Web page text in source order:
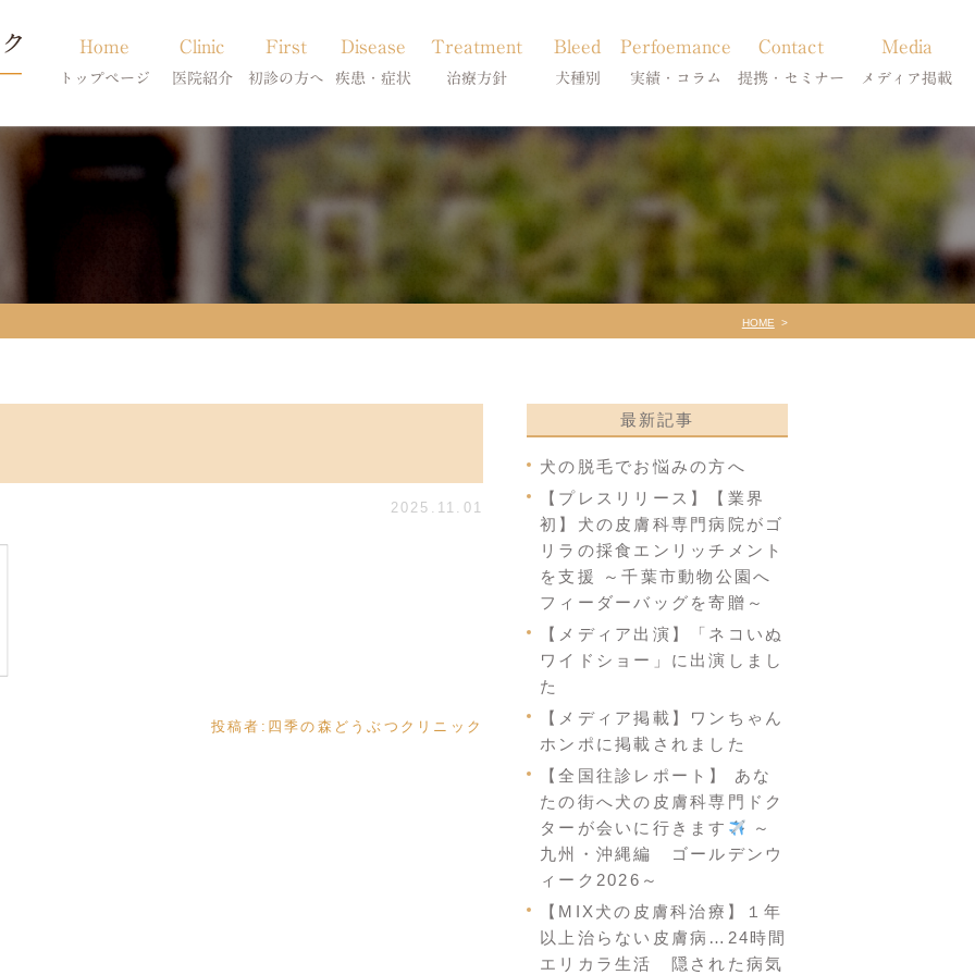
Home
トップページ
Clinic
医院紹介
当院のご紹介
First
初診の方へ
Disease
疾患・症状
アトピー・アレルギー
膿皮症・脂漏症
脱毛症・アロペシアX
Treatment
治療方針
皮膚科特別診療
スキンケア療法
Bleed
犬種別
柴犬の皮膚病
シーズーの皮膚病
フレンチブルドッグの皮膚病
Perfoemance
実績・コラム
犬種別
症状別
Contact
提携・セミナー
診療提携・セミナー開催
Media
メディア掲載
メディア掲載
HOME
2025.11.01
投稿者: 四季の森どうぶつクリニック
最新記事
犬の脱毛でお悩みの方へ
【プレスリリース】【業界
初】犬の皮膚科専門病院がゴ
リラの採食エンリッチメント
を支援 ～千葉市動物公園へ
フィーダーバッグを寄贈～
【メディア出演】「ネコいぬ
ワイドショー」に出演しまし
た
【メディア掲載】ワンちゃん
ホンポに掲載されました
【全国往診レポート】 あな
たの街へ犬の皮膚科専門ドク
ターが会いに行きます
～
九州・沖縄編 ゴールデンウ
ィーク2026～
【MIX犬の皮膚科治療】１年
以上治らない皮膚病…24時間
エリカラ生活 隠された病気